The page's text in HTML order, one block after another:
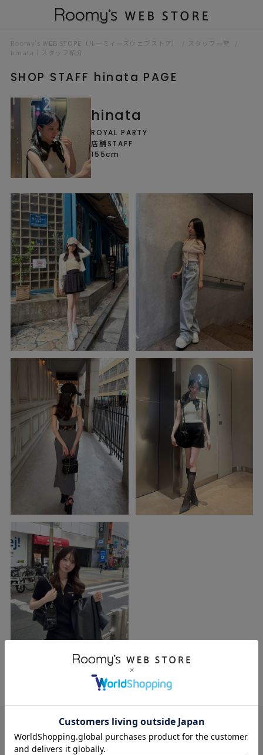
Roomy’s WEB STORE（ルーミィーズウェブストア）
スタッフ一覧
hinata｜スタッフ紹介
SHOP STAFF hinata PAGE
hinata
ROYAL PARTY
店舗STAFF
155cm
BRAND